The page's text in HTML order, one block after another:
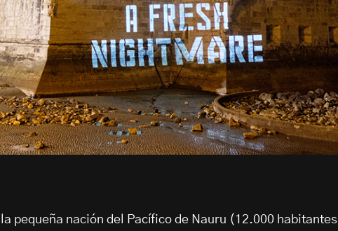
pequeña nación del Pacífico de Nauru (12.000